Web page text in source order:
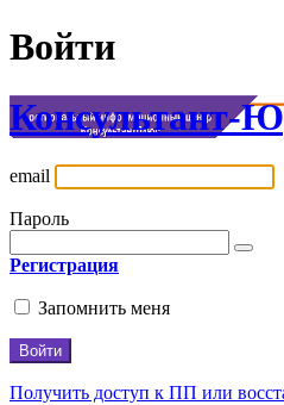
Войти
Консультант-
email
Пароль
Регистрация
Запомнить меня
Получить доступ к ПП или